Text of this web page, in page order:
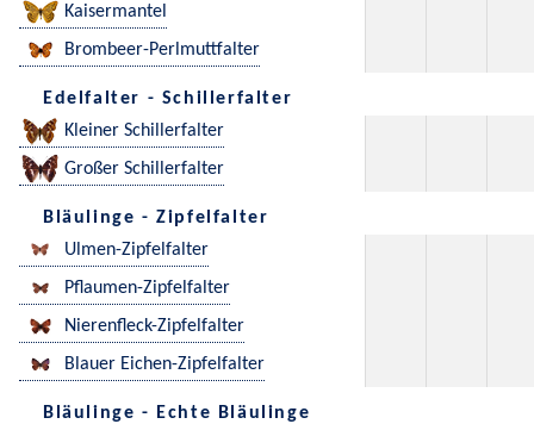
Kaisermantel
Brombeer-Perlmuttfalter
Edelfalter - Schillerfalter
Kleiner Schillerfalter
Großer Schillerfalter
Bläulinge - Zipfelfalter
Ulmen-Zipfelfalter
Pflaumen-Zipfelfalter
Nierenfleck-Zipfelfalter
Blauer Eichen-Zipfelfalter
Bläulinge - Echte Bläulinge